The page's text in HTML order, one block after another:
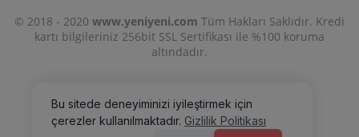
© 2018 - 2020 www.yeniyeni.com Tüm Hakları Saklıdır. Kredi
kartı bilgileriniz 256bit SSL Sertifikası ile %100 koruma
altındadır.